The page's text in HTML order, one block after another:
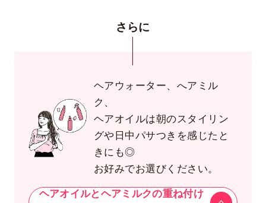
さらに
ヘアウォーター、へアミル
ク、
ヘアオイルは朝のスタイリン
グや日中パサつきを感じたと
きにも◎
お好みでお選びください。
ヘアオイルとヘアミルクの重ね付け